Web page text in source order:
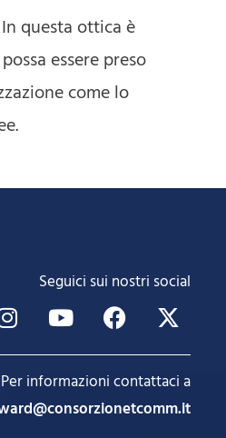
questa ottica è
essere preso
come lo
Seguici sui nostri social
Per informazioni contattaci a